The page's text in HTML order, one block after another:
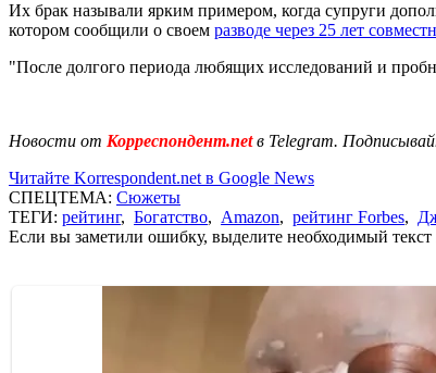
Их брак называли ярким примером, когда супруги
котором сообщили о своем разводе через 25 лет
"После долгого периода любящих исследований и
Новости от Корреспондент.netв Telegram.
Читайте Korrespondent.net в Google News
СПЕЦТЕМА: Сюжеты
ТЕГИ: рейтинг, Богатство, Amazon, рейтинг Forbes,
Если вы заметили ошибку, выделите необходимый